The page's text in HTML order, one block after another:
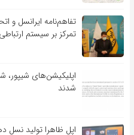
تفاهم‌نامه‌ ایرانسل و
تمرکز بر سیستم
اپلیکیشن‌های شیپور،
شدند
اپل ظاهرا تولید نسل